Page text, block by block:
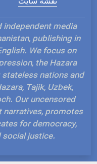
independent media
publishing in
We focus on
the Hazara
nations and
Tajik, Uzbek,
Our uncensored
promotes
for democracy,
social justice.